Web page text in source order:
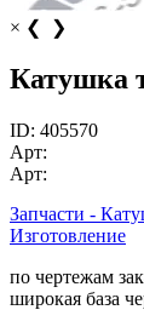
× ❮ ❯
Катушка
ID: 405570
Арт:
Арт:
Запчасти -
Изготовление
по чертежам
широкая база